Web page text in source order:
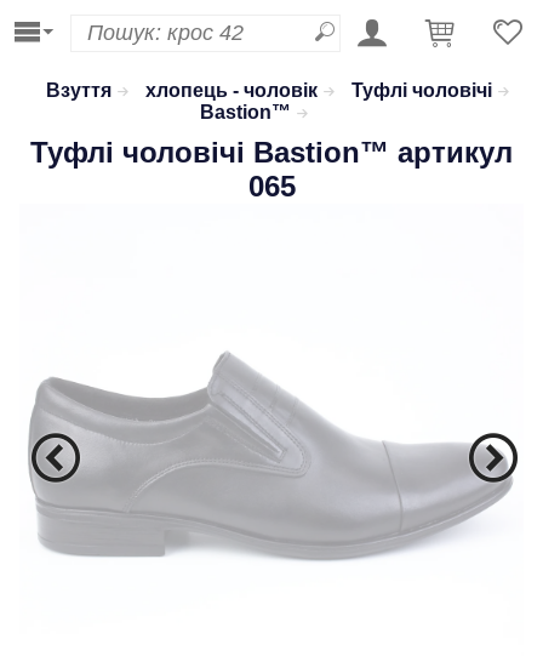
Взуття хлопець - чоловік
Туфлі чоловічі
Bastion™
Туфлі чоловічі Bastion™ артикул
065